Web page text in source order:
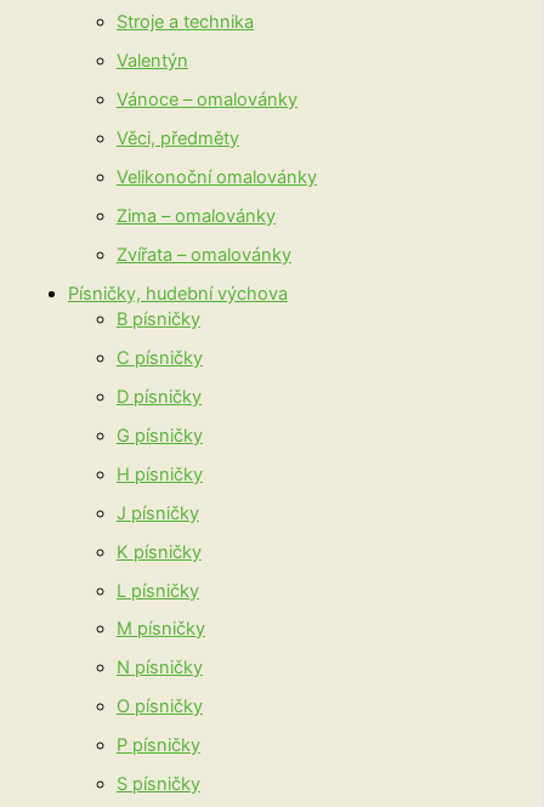
Stroje a technika
Valentýn
Vánoce – omalovánky
Věci, předměty
Velikonoční omalovánky
Zima – omalovánky
Zvířata – omalovánky
Písničky, hudební výchova
B písničky
C písničky
D písničky
G písničky
H písničky
J písničky
K písničky
L písničky
M písničky
N písničky
O písničky
P písničky
S písničky